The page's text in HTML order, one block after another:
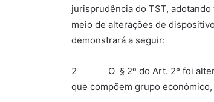
jurisprudência do TST,
meio de alterações de
demonstrará a seguir:
2 O § 2º do Art. 2º foi
que compõem grupo